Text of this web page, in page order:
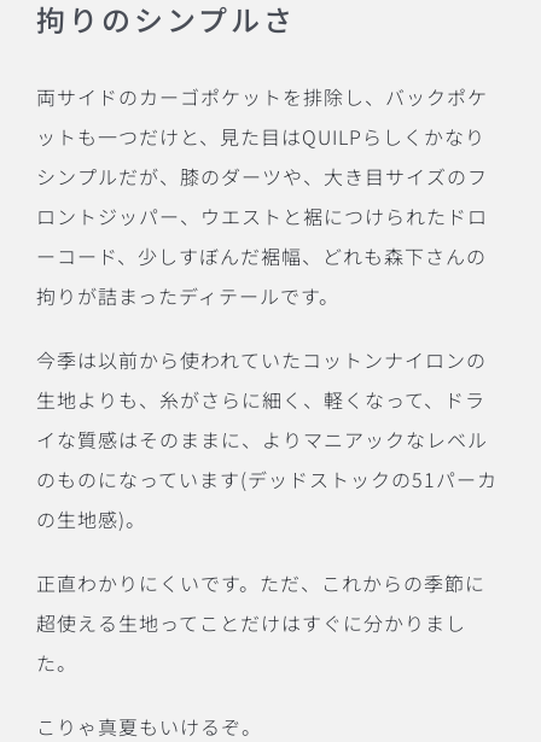
拘りのシンプルさ
両サイドのカーゴポケットを排除し、バックポケ
ットも一つだけと、見た目はQUILP らしくかなり
シンプルだが、膝のダーツや、大き目サイズのフ
ロントジッパー、ウエストと裾につけられたドロ
ーコード、少しすぼんだ裾幅、どれも森下さんの
拘りが詰まったディテールです。
今季は以前から使われていたコットンナイロンの
生地よりも、糸がさらに細く、軽くなって、ドラ
イな質感はそのままに、よりマニアックなレベル
のものになっています(デッドストックの51 パーカ
の生地感)。
正直わかりにくいです。ただ、これからの季節に
超使える生地ってことだけはすぐに分かりまし
た。
こりゃ真夏もいけるぞ。